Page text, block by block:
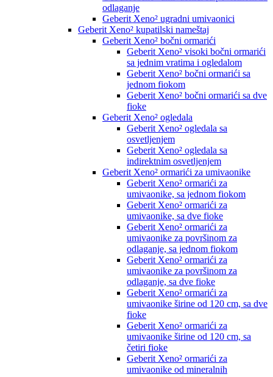
odlaganje
Geberit Xeno² ugradni umivaonici
Geberit Xeno² kupatilski nameštaj
Geberit Xeno² bočni ormarići
Geberit Xeno² visoki bočni ormarići
sa jednim vratima i ogledalom
Geberit Xeno² bočni ormarići sa
jednom fiokom
Geberit Xeno² bočni ormarići sa dve
fioke
Geberit Xeno² ogledala
Geberit Xeno² ogledala sa
osvetljenjem
Geberit Xeno² ogledala sa
indirektnim osvetljenjem
Geberit Xeno² ormarići za umivaonike
Geberit Xeno² ormarići za
umivaonike, sa jednom fiokom
Geberit Xeno² ormarići za
umivaonike, sa dve fioke
Geberit Xeno² ormarići za
umivaonike za površinom za
odlaganje, sa jednom fiokom
Geberit Xeno² ormarići za
umivaonike za površinom za
odlaganje, sa dve fioke
Geberit Xeno² ormarići za
umivaonike širine od 120 cm, sa dve
fioke
Geberit Xeno² ormarići za
umivaonike širine od 120 cm, sa
četiri fioke
Geberit Xeno² ormarići za
umivaonike od mineralnih